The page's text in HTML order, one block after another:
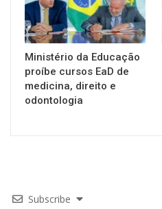
Ministério da Educação
proíbe cursos EaD de
medicina, direito e
odontologia
Subscribe